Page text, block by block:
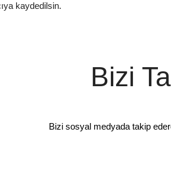
kaydedilsin.
Bizi
Bizi sosyal medyada takip